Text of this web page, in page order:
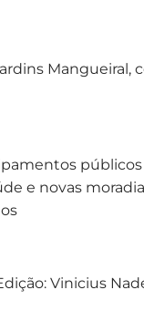
públicos
e novas
Vinicius